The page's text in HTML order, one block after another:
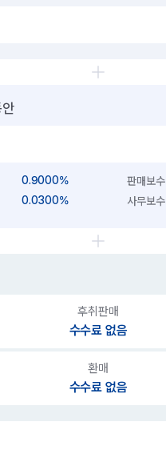
0.9000% 판매보수
0.0300% 사무보수
후취판매
수수료 없음
환매
수수료 없음